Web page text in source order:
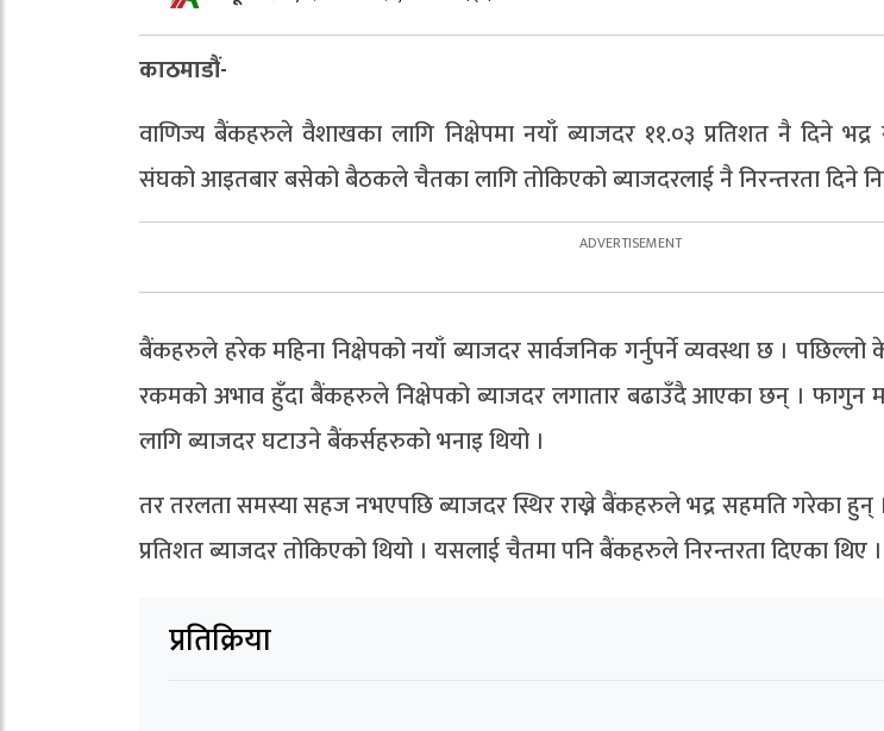
काठमाडौं-
वाणिज्य बैंकहरुले वैशाखका लागि निक्षेपमा नयाँ ब्याजदर ११.०३ प्रतिशत नै दिने
संघको आइतबार बसेको बैठकले चैतका लागि तोकिएको ब्याजदरलाई नै निरन्तरता दिने
बैंकहरुले हरेक महिना निक्षेपको नयाँ ब्याजदर सार्वजनिक गर्नुपर्ने व्यवस्था छ । पछिल्लो
रकमको अभाव हुँदा बैंकहरुले निक्षेपको ब्याजदर लगातार बढाउँदै आएका छन् । फागुन
लागि ब्याजदर घटाउने बैंकर्सहरुको भनाइ थियो ।
तर तरलता समस्या सहज नभएपछि ब्याजदर स्थिर राख्ने बैंकहरुले भद्र सहमति गरेका हुन्
प्रतिशत ब्याजदर तोकिएको थियो । यसलाई चैतमा पनि बैंकहरुले निरन्तरता दिएका थिए ।
प्रतिक्रिया